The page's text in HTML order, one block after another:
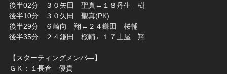
後半02分 ３０矢田 聖真←１８丹生 樹
後半10分 ３０矢田 聖真(PK)
後半29分 ６崎向 翔←２４鎌田 桜輔
後半35分 ２４鎌田 桜輔←１７土屋 翔
【スターティングメンバ―】
ＧＫ：１長倉 優貴